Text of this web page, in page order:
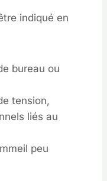
indiqué en
bureau ou
tension,
liés au
peu